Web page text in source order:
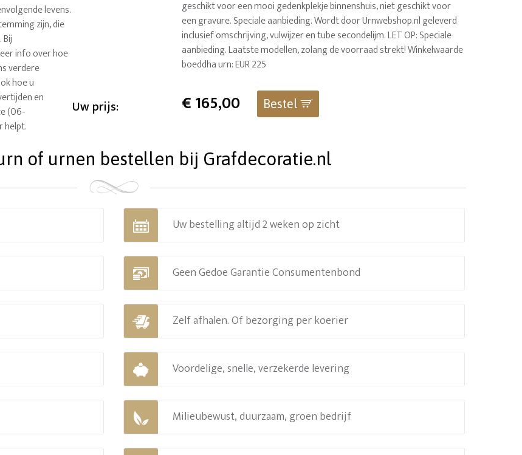
geschikt voor een mooi gedenkplekje binnenshuis, niet geschikt voor
een gravure. Speciale aanbieding. Wordt door Urnwebshop.nl geleverd
inclusief omschrijving, vulwijzer en tube secondelijm. LET OP: Speciale
aanbieding. Laatste modellen, zolang de voorraad strekt! Winkelwaarde
boeddha urn: EUR 225
Uw prijs: €165,00 Bestel
levens.
zijn, die
info over hoe
verdere
hoe u
en
(06-
helpt.
of urnen bestellen bij Grafdecoratie.nl
Uw bestelling altijd 2 weken op zicht
Geen Gedoe Garantie Consumentenbond
Zelf afhalen. Of bezorging per koerier
Voordelige, snelle, verzekerde levering
Milieubewust, duurzaam, groen bedrijf